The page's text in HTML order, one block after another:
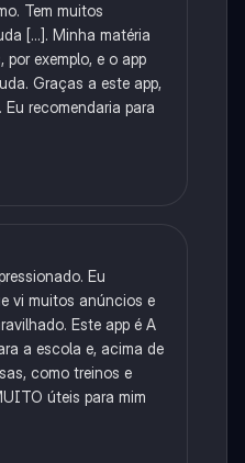
Tem muitos
[...]. Minha matéria
exemplo, e o app
Graças a este app,
recomendaria para
Eu
vi muitos anúncios e
Este app é A
a escola e, acima de
como treinos e
úteis para mim